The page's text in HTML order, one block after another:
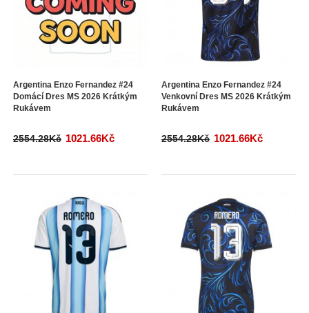
Argentina Enzo Fernandez #24
Domácí Dres MS 2026 Krátkým
Rukávem
2554.28Kč 1021.66Kč
Argentina Enzo Fernandez #24
Venkovní Dres MS 2026 Krátkým
Rukávem
2554.28Kč 1021.66Kč